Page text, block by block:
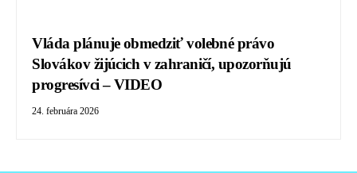
Vláda plánuje obmedziť volebné právo
Slovákov žijúcich v zahraničí, upozorňujú
progresívci – VIDEO
24. februára 2026